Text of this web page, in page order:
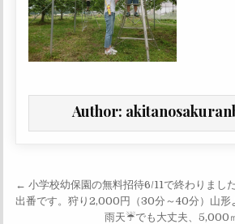
Author:
投稿ナビゲーション
← 小学校幼保園の無料招待6/11で終わりまし
出番です。狩り2,000円（30分～40分）山形
雨天☔でも大丈夫、5,000